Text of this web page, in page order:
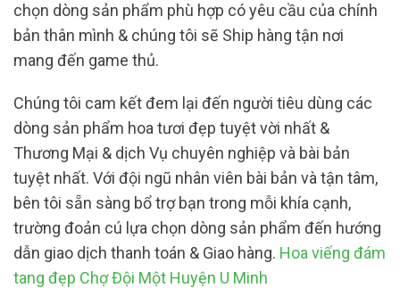
chọn dòng sản phẩm phù hợp có yêu cầu của chính
bản thân mình & chúng tôi sẽ Ship hàng tận nơi
mang đến game thủ.
Chúng tôi cam kết đem lại đến người tiêu dùng các
dòng sản phẩm hoa tươi đẹp tuyệt vời nhất &
Thương Mại & dịch Vụ chuyên nghiệp và bài bản
tuyệt nhất. Với đội ngũ nhân viên bài bản và tận tâm,
bên tôi sẵn sàng bổ trợ bạn trong mỗi khía cạnh,
trường đoản cú lựa chọn dòng sản phẩm đến hướng
dẫn giao dịch thanh toán & Giao hàng. Hoa viếng đám
tang đẹp Chợ Đội Một Huyện U Minh